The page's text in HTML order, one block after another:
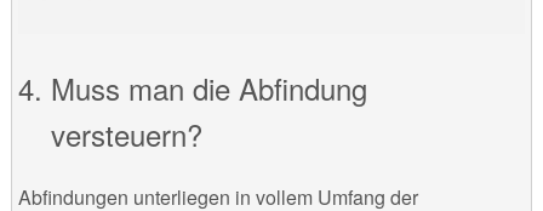
Muss man die Abfindung
versteuern?
Abfindungen unterliegen in vollem Umfang der